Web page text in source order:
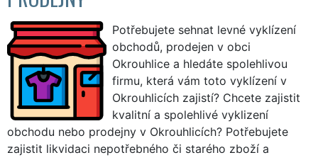
Potřebujete sehnat levné vyklízení
obchodů, prodejen v obci
Okrouhlice a hledáte spolehlivou
firmu, která vám toto vyklízení v
Okrouhlicích zajistí? Chcete zajistit
kvalitní a spolehlivé vyklizení
obchodu nebo prodejny v Okrouhlicích? Potřebujete
zajistit likvidaci nepotřebného či starého zboží a